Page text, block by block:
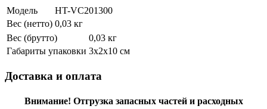
Модель
HT-VC201300
Вес (нетто) 0,03 кг
Вес (брутто)
0,03 кг
Габариты упаковки 3х2х10 см
Доставка и оплата
Внимание! Отгрузка запасных частей и расходных